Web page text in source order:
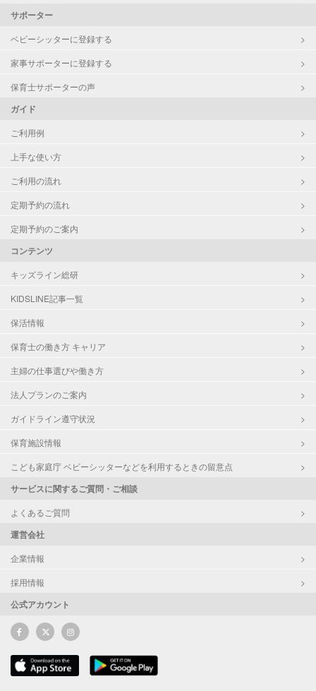
サポーター
ベビーシッターに登録する
家事サポーターに登録する
保育士サポーターの声
ガイド
ご利用例
上手な使い方
ご利用の流れ
定期予約の流れ
定期予約のご案内
コンテンツ
キッズライン総研
KIDSLINE記事一覧
保活情報
保育士の働き方 キャリア
主婦の仕事選びや働き方
法人プランのご案内
ガイドライン遵守状況
保育施設情報
こども家庭庁 ベビーシッターなどを利用するときの留意点
サービスに関するご質問・ご相談
よくあるご質問
運営会社
企業情報
採用情報
公式アカウント